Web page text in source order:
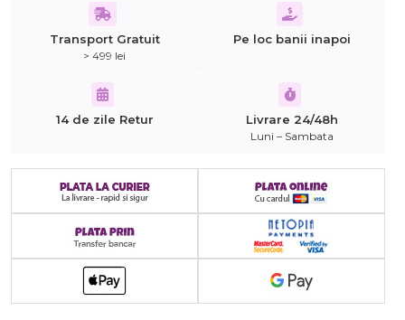
Transport Gratuit
> 499 lei
Pe loc banii inapoi
14 de zile Retur Livrare 24/48h
Luni – Sambata